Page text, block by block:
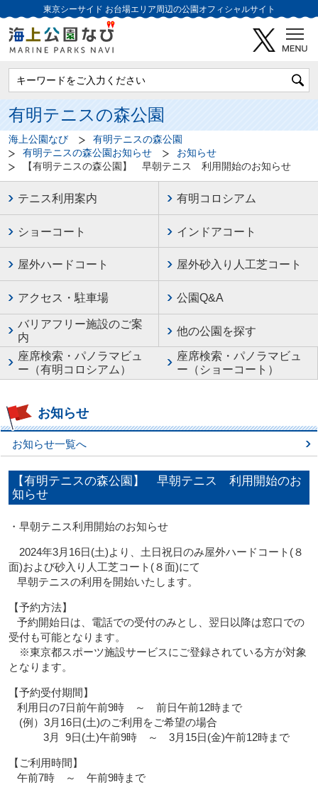
東京シーサイド お台場エリア周辺の公園オフィシャルサイト
有明テニスの森公園
海上公園なび
有明テニスの森公園
有明テニスの森公園お知らせ
お知らせ
【有明テニスの森公園】 早朝テニス 利用開始のお知らせ
テニス利用案内 有明コロシアム
ショーコート インドアコート
屋外ハードコート 屋外砂入り人工芝コート
アクセス・駐車場 公園Q&A
バリアフリー施設のご案
内
他の公園を探す
座席検索・パノラマビュ
ー（有明コロシアム）
座席検索・パノラマビュ
ー（ショーコート）
お知らせ
お知らせ一覧へ
【有明テニスの森公園】 早朝テニス 利用開始のお
知らせ
・早朝テニス利用開始のお知らせ
2024年3月16日(土)より、土日祝日のみ屋外ハードコート(８
面)および砂入り人工芝コート(８面)にて
早朝テニスの利用を開始いたします。
【予約方法】
予約開始日は、電話での受付のみとし、翌日以降は窓口での
受付も可能となります。
※東京都スポーツ施設サービスにご登録されている方が対象
となります。
【予約受付期間】
利用日の7日前午前9時 ～ 前日午前12時まで
(例）3月16日(土)のご利用をご希望の場合
3月 9日(土)午前9時 ～ 3月15日(金)午前12時まで
【ご利用時間】
午前7時 ～ 午前9時まで